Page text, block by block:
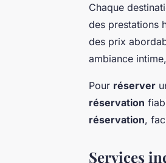
Chaque
des prestations
des prix
ambiance
Pour réserver
réservation
réservation,
Services